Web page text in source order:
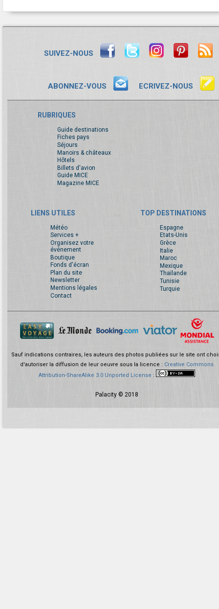
SUIVEZ-NOUS
ABONNEZ-VOUS ECRIVEZ-NOUS
RUBRIQUES
Guide destinations
Fiches pays
Séjours
Manoirs & châteaux
Hôtels
Billets d'avion
Guide MICE
Magazine MICE
LIENS UTILES
Météo
Services +
Organisez votre
événement
Boutique
Fonds d'écran
Plan du site
Newsletter
Mentions légales
Contact
TOP DESTINATIONS
Espagne
Etats-Unis
Grèce
Italie
Maroc
Mexique
Thaïlande
Tunisie
Turquie
Sauf indications contraires, les auteurs des photos publiées sur le site ont
d'autoriser la diffusion de leur oeuvre sous la licence : Creative Commons
Attribution-ShareAlike 3.0 Unported License :
Palacity © 2018